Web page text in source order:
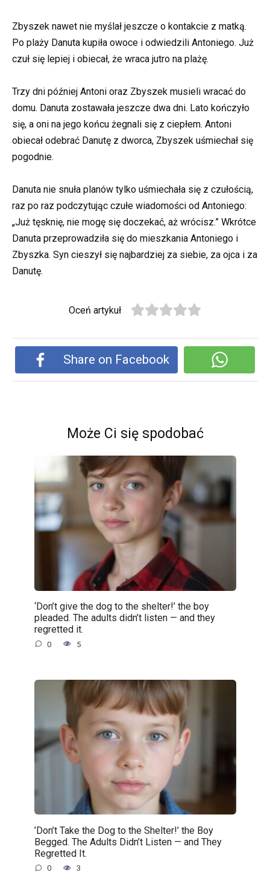
Zbyszek nawet nie myślał jeszcze o kontakcie z matką.
Po plaży Danuta kupiła owoce i odwiedzili Antoniego. Już
czuł się lepiej i obiecał, że wraca jutro na plażę.
Trzy dni później Antoni oraz Zbyszek musieli wracać do
domu. Danuta zostawała jeszcze dwa dni. Lato kończyło
się, a oni na jego końcu żegnali się z ciepłem. Antoni
obiecał odebrać Danutę z dworca, Zbyszek uśmiechał się
pogodnie.
Danuta nie snuła planów tylko uśmiechała się z czułością,
raz po raz podczytując czułe wiadomości od Antoniego:
„Już tęsknię, nie mogę się doczekać, aż wrócisz.” Wkrótce
Danuta przeprowadziła się do mieszkania Antoniego i
Zbyszka. Syn cieszył się najbardziej za siebie, za ojca i za
Danutę.
Oceń artykuł
Share on Facebook
Może Ci się spodobać
‘Don’t give the dog to the shelter!’ the boy
pleaded. The adults didn’t listen — and they
regretted it.
0 5
’Don’t Take the Dog to the Shelter!’ the Boy
Begged. The Adults Didn’t Listen — and They
Regretted It.
0 3